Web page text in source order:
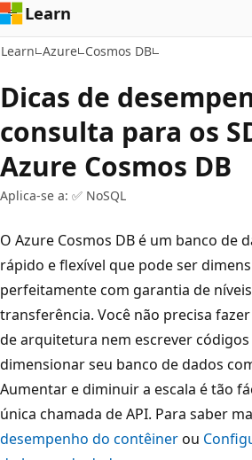
Learn
Learn Azure Cosmos DB
Dicas de
consulta para os
Azure Cosmos DB
Aplica-se a: ✅ NoSQL
O Azure Cosmos DB é um banco de
rápido e flexível que pode ser
perfeitamente com garantia de
transferência. Você não precisa
de arquitetura nem escrever
dimensionar seu banco de dados
Aumentar e diminuir a escala é tão
única chamada de API. Para saber
desempenho do contêinerou